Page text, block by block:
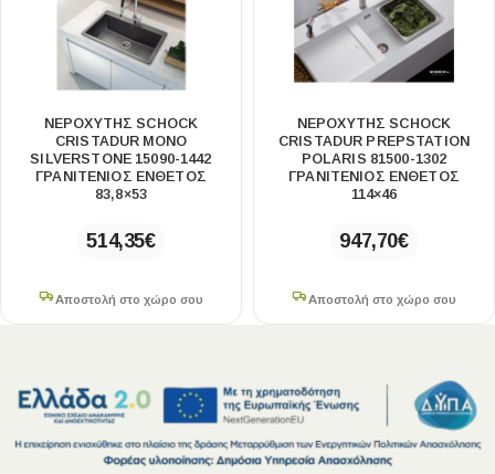
ΝΕΡΟΧΥΤΗΣ SCHOCK
CRISTADUR MONO
SILVERSTONE 15090-1442
ΓΡΑΝΙΤΕΝΙΟΣ ΕΝΘΕΤΟΣ
83,8×53
514,35€
Αποστολή στο χώρο σου
ΝΕΡΟΧΥΤΗΣ SCHOCK
CRISTADUR PREPSTATION
POLARIS 81500-1302
ΓΡΑΝΙΤΕΝΙΟΣ ΕΝΘΕΤΟΣ
114×46
947,70€
Αποστολή στο χώρο σου